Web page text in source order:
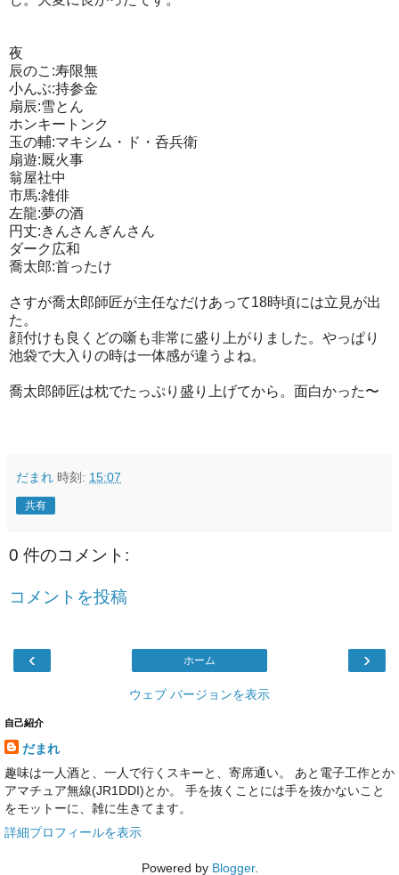
夜
辰のこ:寿限無
小んぶ:持参金
扇辰:雪とん
ホンキートンク
玉の輔:マキシム・ド・呑兵衛
扇遊:厩火事
翁屋社中
市馬:雑俳
左龍:夢の酒
円丈:きんさんぎんさん
ダーク広和
喬太郎:首ったけ
さすが喬太郎師匠が主任なだけあって18時頃には立見が出
た。
顔付けも良くどの噺も非常に盛り上がりました。やっぱり
池袋で大入りの時は一体感が違うよね。
喬太郎師匠は枕でたっぷり盛り上げてから。面白かった〜
だまれ 時刻: 15:07
共有
0 件のコメント:
コメントを投稿
‹ ›
ホーム
ウェブ バージョンを表示
自己紹介
だまれ
趣味は一人酒と、一人で行くスキーと、寄席通い。 あと電子工作とか
アマチュア無線(JR1DDI)とか。 手を抜くことには手を抜かないこと
をモットーに、雑に生きてます。
詳細プロフィールを表示
Powered by Blogger.